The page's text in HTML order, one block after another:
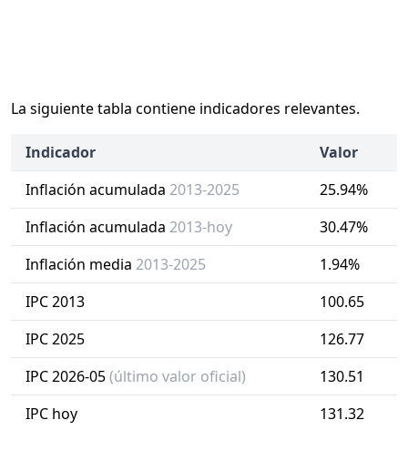
La siguiente tabla contiene indicadores relevantes.
Indicador
Valor
Inflación acumulada 2013-2025
25.94%
Inflación acumulada 2013-hoy
30.47%
Inflación media 2013-2025
1.94%
IPC 2013
100.65
IPC 2025
126.77
IPC 2026-05(último valor oficial)
130.51
IPC hoy
131.32